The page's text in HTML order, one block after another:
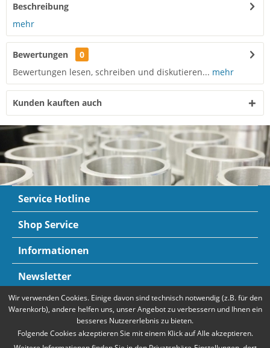
Beschreibung
mehr
Bewertungen
0
Bewertungen lesen, schreiben und diskutieren... mehr
Kunden kauften auch
Service Hotline
Shop Service
Informationen
Newsletter
Zahlungsarten Mehr Informationen
Wir verwenden Cookies. Einige davon sind technisch notwendig (z.B. für den
Warenkorb), andere helfen uns, unser Angebot zu verbessern und Ihnen ein
besseres Nutzererlebnis zu bieten.
Folgende Cookies akzeptieren Sie mit einem Klick auf Alle akzeptieren.